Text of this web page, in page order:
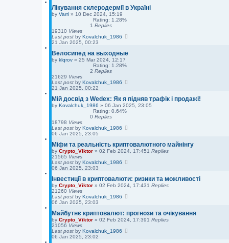
Лікування склеродермії в Україні
by Varri » 10 Dec 2024, 15:19
Rating: 1.28%
1 Replies
19310 Views
Last post by Kovalchuk_1986
21 Jan 2025, 00:23
Велосипед на выходные
by klqrov » 25 Mar 2024, 12:17
Rating: 1.28%
2 Replies
21629 Views
Last post by Kovalchuk_1986
21 Jan 2025, 00:22
Мій досвід з Wedex: Як я підняв трафік і продажі!
by Kovalchuk_1986 » 06 Jan 2025, 23:05
Rating: 0.64%
0 Replies
18798 Views
Last post by Kovalchuk_1986
06 Jan 2025, 23:05
Міфи та реальність криптовалютного майнінгу
by Crypto_Viktor » 02 Feb 2024, 17:451 Replies
21565 Views
Last post by Kovalchuk_1986
06 Jan 2025, 23:03
Інвестиції в криптовалюти: ризики та можливості
by Crypto_Viktor » 02 Feb 2024, 17:431 Replies
21260 Views
Last post by Kovalchuk_1986
06 Jan 2025, 23:03
Майбутнє криптовалют: прогнози та очікування
by Crypto_Viktor » 02 Feb 2024, 17:391 Replies
21056 Views
Last post by Kovalchuk_1986
06 Jan 2025, 23:02